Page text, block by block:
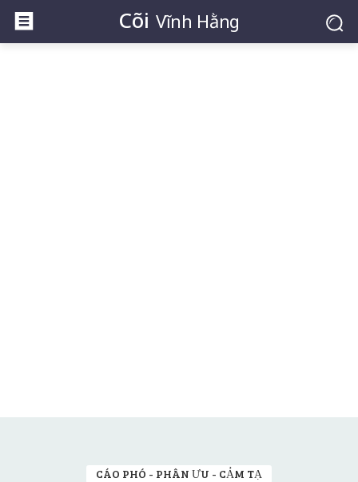
Cõi Vĩnh Hằng
CÁO PHÓ - PHÂN ƯU - CẢM TẠ